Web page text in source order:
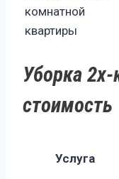
комнатной
квартиры
Уборка
стоимость
Услуга